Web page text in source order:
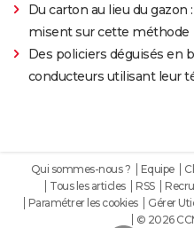
Du carton au lieu du
misent sur cette méthode
Des policiers déguisés en
conducteurs utilisant leur
Qui sommes-nous ? Equipe
Tous les articles
RSS
Paramétrer les cookies
Gérer
© 2026